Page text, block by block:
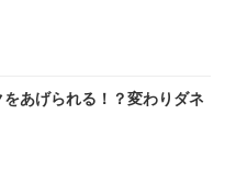
あげられる！？変わりダネ